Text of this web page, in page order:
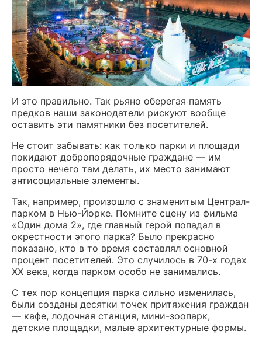
И это правильно. Так рьяно оберегая память
предков наши законодатели рискуют вообще
оставить эти памятники без посетителей.
Не стоит забывать: как только парки и площади
покидают добропорядочные граждане — им
просто нечего там делать, их место занимают
антисоциальные элементы.
Так, например, произошло с знаменитым Централ-
парком в Нью-Йорке. Помните сцену из фильма
«Один дома 2», где главный герой попадал в
окрестности этого парка? Было прекрасно
показано, кто в то время составлял основной
процент посетителей. Это случилось в 70-х годах
XX века, когда парком особо не занимались.
С тех пор концепция парка сильно изменилась,
были созданы десятки точек притяжения граждан
— кафе, лодочная станция, мини-зоопарк,
детские площадки, малые архитектурные формы.